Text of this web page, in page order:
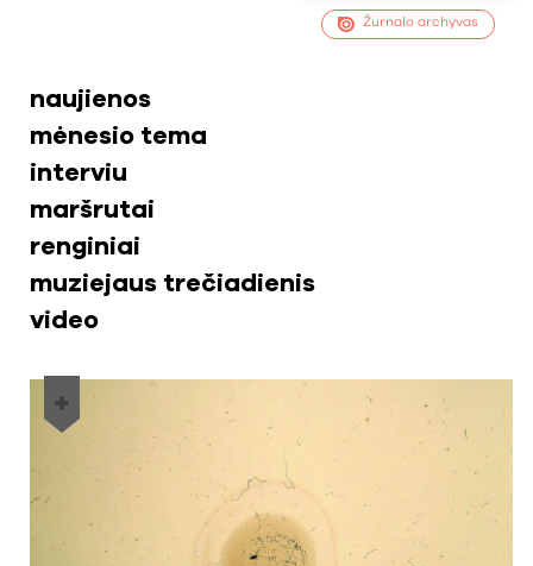
Žurnalo archyvas
naujienos
mėnesio tema
interviu
maršrutai
renginiai
muziejaus trečiadienis
video